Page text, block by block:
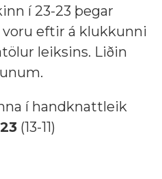
í 23-23 þegar
eftir á klukkunni
leiksins. Liðin
í handknattleik
(13-11)